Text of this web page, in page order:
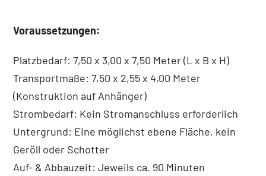
Voraussetzungen:
Platzbedarf: 7,50 x 3,00 x 7,50 Meter (L x B x H)
Transportmaße: 7,50 x 2,55 x 4,00 Meter
(Konstruktion auf Anhänger)
Strombedarf: Kein Stromanschluss erforderlich
Untergrund: Eine möglichst ebene Fläche, kein
Geröll oder Schotter
Auf- & Abbauzeit: Jeweils ca. 90 Minuten